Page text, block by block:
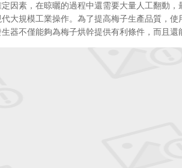
因素，在晾曬的過程中還需要大量人工翻動，
大規模工業操作。為了提高梅子生產品質，
器不僅能夠為梅子烘幹提供有利條件，而且還